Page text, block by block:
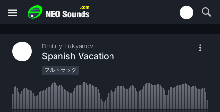
Dmitriy Lukyanov
Spanish Vacation
フルトラック